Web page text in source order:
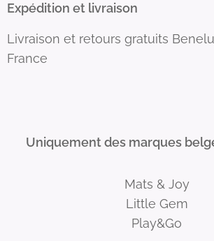
Expédition et livraison
Livraison et retours gratuits
France
Uniquement des marques
Mats & Joy
Little Gem
Play&Go